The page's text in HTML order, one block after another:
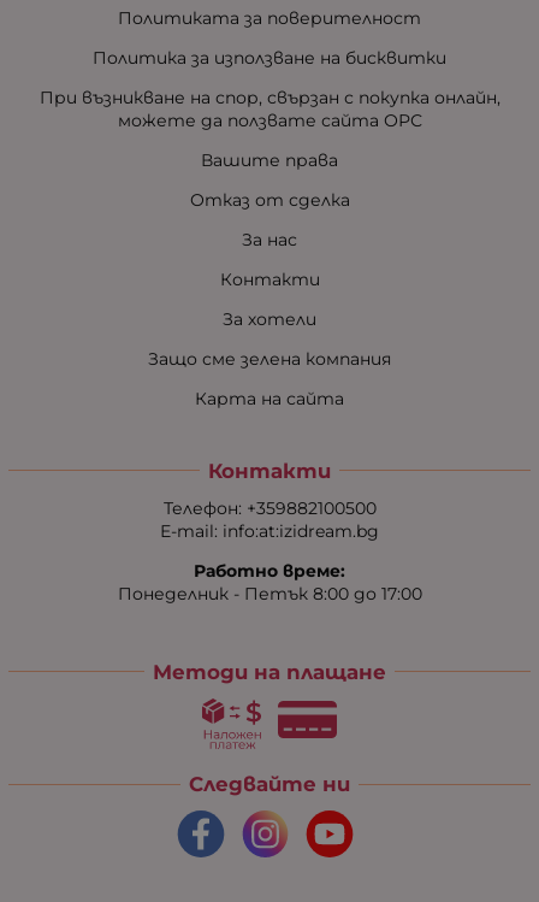
Политиката за поверителност
Политика за използване на бисквитки
При възникване на спор, свързан с покупка онлайн,
можете да ползвате сайта ОРС
Вашите права
Отказ от сделка
За нас
Контакти
За хотели
Защо сме зелена компания
Карта на сайта
Контакти
Телефон: +359882100500
Е-mail: info:at:izidream.bg
Работно време:
Понеделник - Петък 8:00 до 17:00
Методи на плащане
Следвайте ни